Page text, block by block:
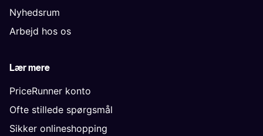
Nyhedsrum
Arbejd hos os
Lær mere
PriceRunner konto
Ofte stillede spørgsmål
Sikker onlineshopping